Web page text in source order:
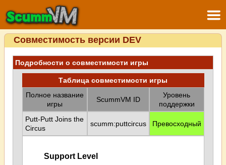
Совместимость версии DEV
Подробности о совместимости игры
Таблица совместимости игры
Полное название
игры
ScummVM ID
Уровень
поддержки
Putt-Putt Joins the
Circus
scumm:puttcircus Превосходный
Support Level